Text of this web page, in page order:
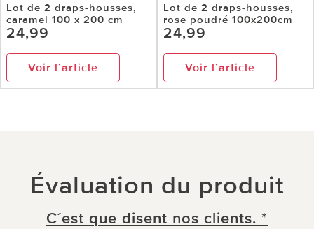
Lot de 2 draps-housses,
caramel 100 x 200 cm
24,99
Voir l’article
Lot de 2 draps-housses,
rose poudré 100x200cm
24,99
Voir l’article
Évaluation du produit
C´est que disent nos clients. *